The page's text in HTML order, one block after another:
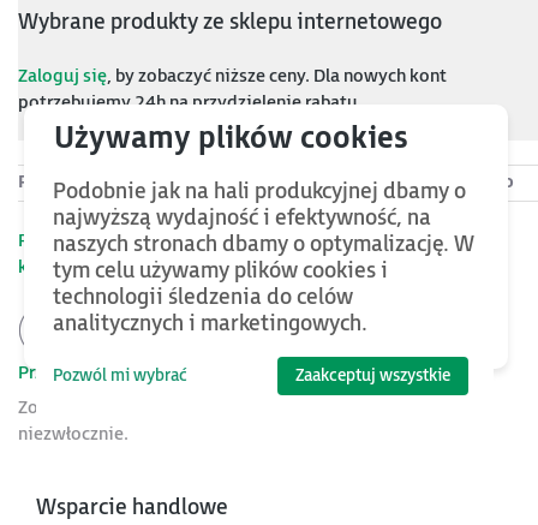
Wybrane produkty ze sklepu internetowego
Zaloguj się, by zobaczyć niższe ceny. Dla nowych kont
potrzebujemy 24h na przydzielenie rabatu.
Produkt Cena netto
Przejdź do sklepu by zobaczyć pozostałe produkty w tej
kategorii »
Kontakt
Przejdź do kontaktu »
Zostaw wiadomość lub zadaj pytanie – odpowiemy
niezwłocznie.
Wsparcie handlowe
Podobnie jak na hali produkcyjnej dbamy o
najwyższą wydajność i efektywność, na
naszych stronach dbamy o optymalizację. W
tym celu używamy plików cookies i
technologii śledzenia do celów
analitycznych i marketingowych.
Pozwól mi wybrać Zaakceptuj wszystkie